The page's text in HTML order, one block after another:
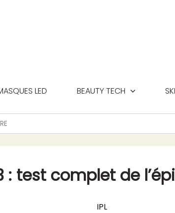
LED BEAUTY TECH
: test complet de
IPL